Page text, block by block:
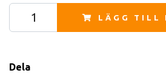
LÄGG TILL
Dela